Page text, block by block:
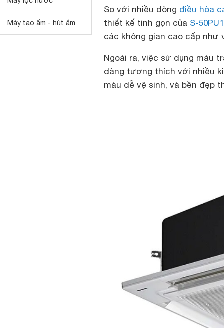
Máy tạo ẩm - hút ẩm
So với nhiều dòng điều hòa
thiết kế tinh gọn của S-
các không gian cao cấp như
Ngoài ra, việc sử dụng màu
dàng tương thích với nhiều
màu dễ vệ sinh, và bền đẹp